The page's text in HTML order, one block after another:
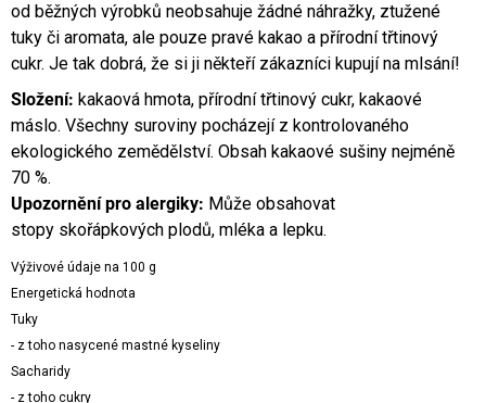
od běžných výrobků neobsahuje žádné náhražky, ztužené
tuky či aromata, ale pouze pravé kakao a přírodní třtinový
cukr. Je tak dobrá, že si ji někteří zákazníci kupují na mlsání!
Složení: kakaová hmota, přírodní třtinový cukr, kakaové
máslo. Všechny suroviny pocházejí z kontrolovaného
ekologického zemědělství. Obsah kakaové sušiny nejméně
70 %.
Upozornění pro alergiky: Může obsahovat
stopy skořápkových plodů, mléka a lepku.
Výživové údaje na 100 g
Energetická hodnota
Tuky
- z toho nasycené mastné kyseliny
Sacharidy
- z toho cukry